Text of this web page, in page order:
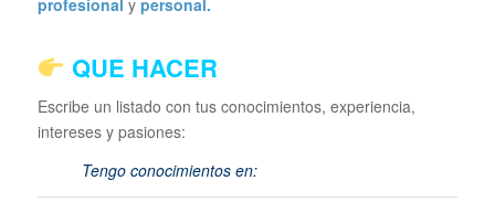
profesional y personal.
QUE HACER
Escribe un listado con tus conocimientos, experiencia,
intereses y pasiones:
Tengo conocimientos en: